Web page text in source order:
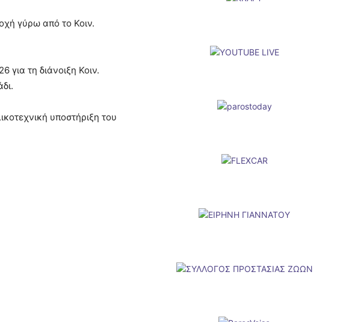
γύρω από το Κοιν.
τη διάνοιξη Κοιν.
υποστήριξη του